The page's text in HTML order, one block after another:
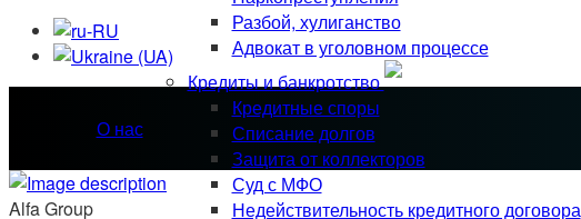
О нас
Разбой, хулиганство
Адвокат в уголовном процессе
Кредиты и банкротство
Кредитные споры
Списание долгов
Защита от коллекторов
Суд с МФО
Недействительность кредитного договора
Alfa Group